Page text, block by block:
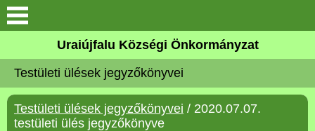
Köszöntő
Elérhetőségek
Uraiújfalu
Uraiújfalu Községi Önkormányzat
Testületi ülések jegyzőkönyvei
Testületi ülések jegyzőkönyvei / 2020.07.07.
testületi ülés jegyzőkönyve